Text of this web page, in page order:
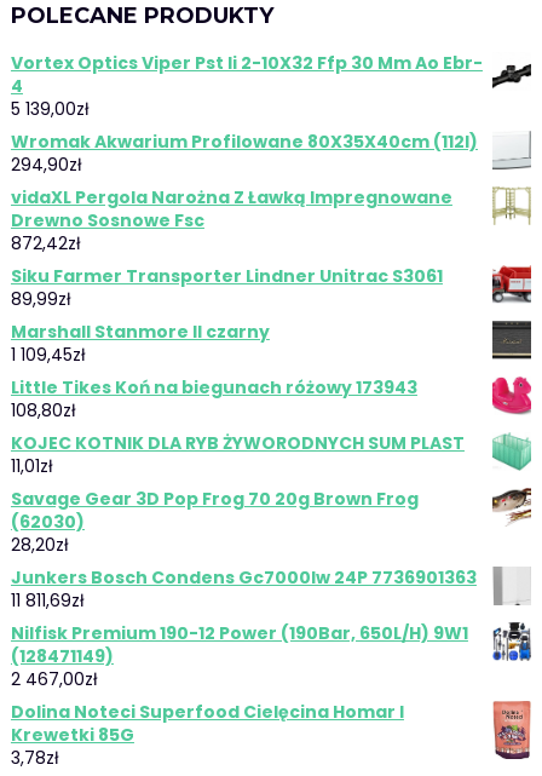
POLECANE PRODUKTY
Vortex Optics Viper Pst Ii 2-10X32 Ffp 30 Mm Ao Ebr-
4
5 139,00zł
Wromak Akwarium Profilowane 80X35X40cm (112l)
294,90zł
vidaXL Pergola Narożna Z Ławką Impregnowane
Drewno Sosnowe Fsc
872,42zł
Siku Farmer Transporter Lindner Unitrac S3061
89,99zł
Marshall Stanmore II czarny
1 109,45zł
Little Tikes Koń na biegunach różowy 173943
108,80zł
KOJEC KOTNIK DLA RYB ŻYWORODNYCH SUM PLAST
11,01zł
Savage Gear 3D Pop Frog 70 20g Brown Frog
(62030)
28,20zł
Junkers Bosch Condens Gc7000Iw 24P 7736901363
11 811,69zł
Nilfisk Premium 190-12 Power (190Bar, 650L/H) 9W1
(128471149)
2 467,00zł
Dolina Noteci Superfood Cielęcina Homar I
Krewetki 85G
3,78zł